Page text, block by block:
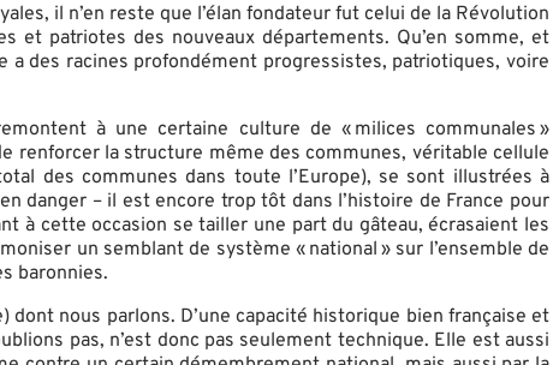
il n’en reste que l’élan fondateur fut celui de la Révolution
et patriotes des nouveaux départements. Qu’en somme, et
des racines profondément progressistes, patriotiques, voire
à une certaine culture de « milices communales »
renforcer la structure même des communes, véritable cellule
des communes dans toute l’Europe), se sont illustrées à
danger – il est encore trop tôt dans l’histoire de France pour
à cette occasion se tailler une part du gâteau, écrasaient les
un semblant de système « national » sur l’ensemble de
baronnies.
dont nous parlons. D’une capacité historique bien française et
pas, n’est donc pas seulement technique. Elle est aussi